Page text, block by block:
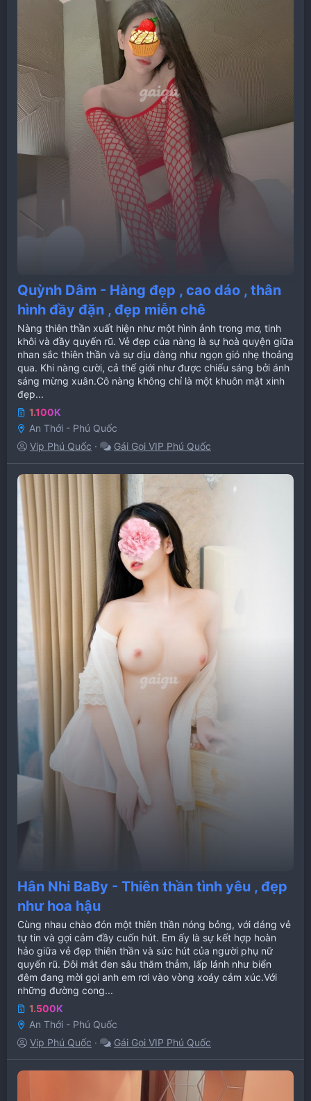
Quỳnh Dâm - Hàng đẹp , cao dáo , thân
hình đầy đặn , đẹp miễn chê
Nàng thiên thần xuất hiện như một hình ảnh trong mơ, tinh
khôi và đầy quyến rũ. Vẻ đẹp của nàng là sự hoà quyện giữa
nhan sắc thiên thần và sự dịu dàng như ngọn gió nhẹ thoảng
qua. Khi nàng cười, cả thế giới như được chiếu sáng bởi ánh
sáng mừng xuân.Cô nàng không chỉ là một khuôn mặt xinh
đẹp...
1.100K
An Thới - Phú Quốc
Vip Phú Quốc
Gái Gọi VIP Phú Quốc
Hân Nhi BaBy - Thiên thần tình yêu , đẹp
như hoa hậu
Cùng nhau chào đón một thiên thần nóng bỏng, với dáng vẻ
tự tin và gợi cảm đầy cuốn hút. Em ấy là sự kết hợp hoàn
hảo giữa vẻ đẹp thiên thần và sức hút của người phụ nữ
quyến rũ. Đôi mắt đen sâu thăm thẳm, lấp lánh như biển
đêm đang mời gọi anh em rơi vào vòng xoáy cảm xúc.Với
những đường cong...
1.500K
An Thới - Phú Quốc
Vip Phú Quốc
Gái Gọi VIP Phú Quốc